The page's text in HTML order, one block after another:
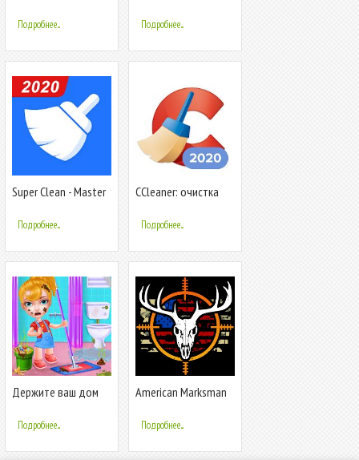
Очистка кеша
Подробнее...
очистки телефона
Подробнее...
Super Clean - Master
чистка
Подробнее...
CCleaner: очистка
оптимизация,
бесплатно
Подробнее...
Держите ваш дом
дома очистки игра
Подробнее...
American Marksman
Подробнее...